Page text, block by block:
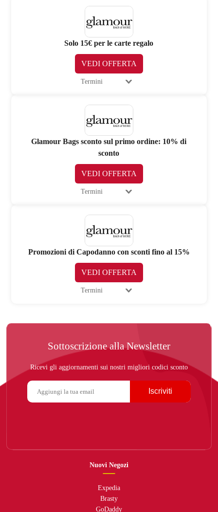
Solo 15€ per le carte regalo
VEDI OFFERTA
Termini
Glamour Bags sconto sul primo ordine: 10% di
sconto
VEDI OFFERTA
Termini
Promozioni di Capodanno con sconti fino al 15%
VEDI OFFERTA
Termini
Sottoscrizione alla Newsletter
Ricevi gli aggiornamenti sui nostri migliori codici sconto
Iscriviti
Nuovi Negozi
Expedia
Brasty
GoDaddy